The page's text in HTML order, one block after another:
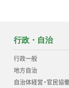
行政・自治
行政一般
地方自治
自治体経営・官民協